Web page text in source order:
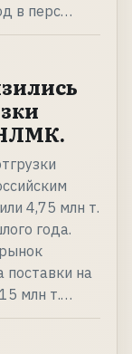
в перс…
4,75 млн т.
года.
поставки на
млн т.…